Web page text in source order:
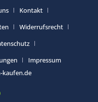
Kontakt
Widerrufsrecht
Impressum
kaufen.de